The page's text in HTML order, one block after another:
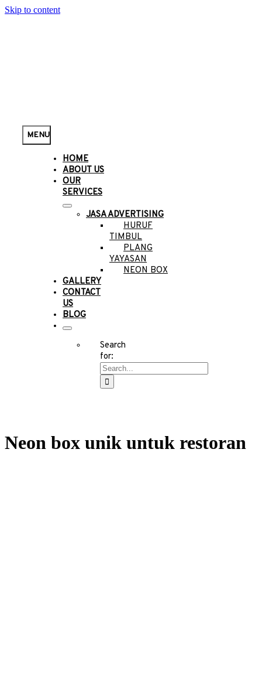
Skip to content
MENU
HOME
ABOUT US
OUR
SERVICES
JASA ADVERTISING
HURUF
TIMBUL
PLANG
YAYASAN
NEON BOX
GALLERY
CONTACT
US
BLOG
Search
for:
Neon box unik untuk restoran